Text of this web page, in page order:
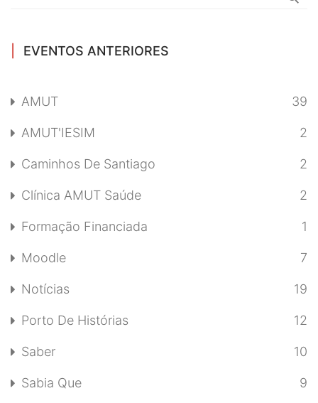
EVENTOS ANTERIORES
AMUT 39
AMUT'IESIM 2
Caminhos De Santiago 2
Clínica AMUT Saúde 2
Formação Financiada 1
Moodle 7
Notícias 19
Porto De Histórias 12
Saber 10
Sabia Que 9